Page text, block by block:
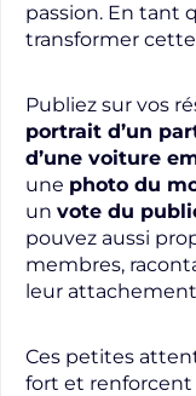
passion. En tant
transformer
Publiez sur vos
portrait d’un
d’une voiture
une photo du
un vote du
pouvez aussi
membres,
leur
Ces petites
fort et renforcent